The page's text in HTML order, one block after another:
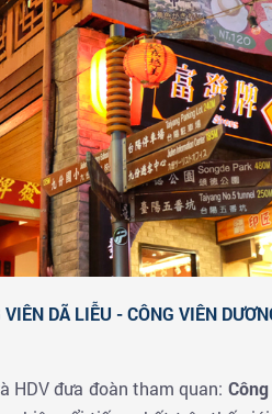
tên Cửu Phần bởi trước
dưới núi lên họ đều đặt 9 phần
làng và nay trở thành điểm du
Đài Bắc nhận phòng khách
khám phá chợ đêm.
DÃ LIỄU - CÔNG VIÊN
HDV đưa đoàn tham quan: